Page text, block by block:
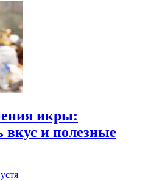
икры:
вкус и полезные